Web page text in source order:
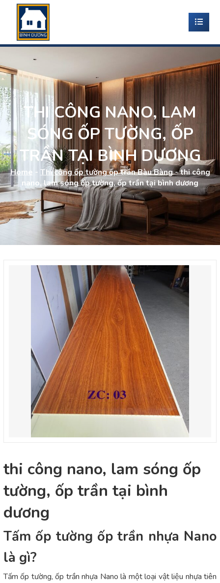
THI CÔNG NANO, LAM
SÓNG ỐP TƯỜNG, ỐP
TRẦN TẠI BÌNH DƯƠNG
Home - Thi công ốp tường ốp trần Bàu Bàng-thi công
nano, lam sóng ốp tường, ốp trần tại bình dương
thi công nano, lam sóng ốp
tường, ốp trần tại bình
dương
Tấm ốp tường ốp trần nhựa Nano
là gì?
Tấm ốp tường, ốp trần nhựa Nano là một loại vật liệu nhựa tiên